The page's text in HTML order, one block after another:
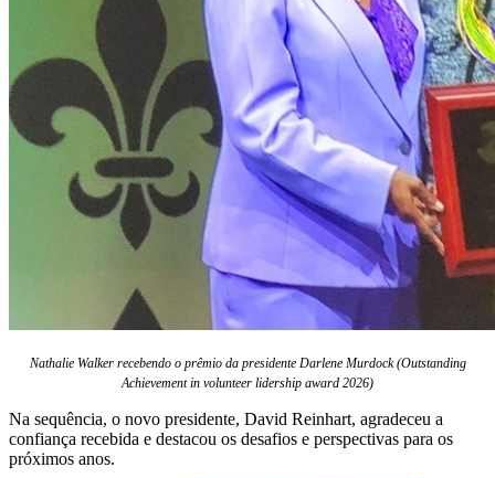
Nathalie Walker recebendo o prêmio da presidente Darlene Murdock (Outstanding
Achievement in volunteer lidership award 2026)
Na sequência, o novo presidente, David Reinhart, agradeceu a
confiança recebida e destacou os desafios e perspectivas para os
próximos anos.